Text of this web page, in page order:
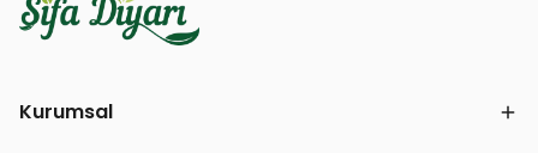
Kurumsal